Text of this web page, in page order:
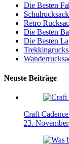
Die Besten
Schulrucksack
Retro
Die Besten
Die Besten
Neuste Beiträge
Craft
23.